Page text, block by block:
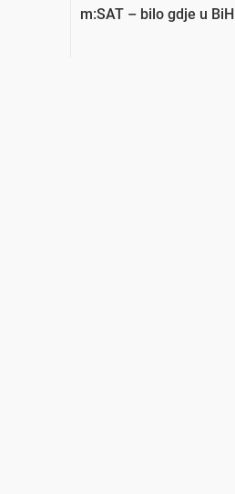
m:SAT – bilo gdje u BiH